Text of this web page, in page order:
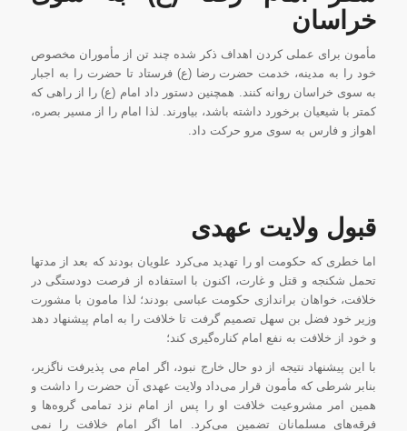
خراسان
مأمون برای عملی کردن اهداف ذکر شده چند تن از مأموران مخصوص
خود را به مدینه، خدمت حضرت رضا (ع) فرستاد تا حضرت را به اجبار
به سوی خراسان روانه کنند. همچنین دستور داد امام (ع) را از راهی که
کمتر با شیعیان برخورد داشته باشد، بیاورند. لذا امام را از مسیر بصره،
اهواز و فارس به سوی مرو حرکت داد.
قبول ولایت عهدی
اما خطری که حکومت او را تهدید می‌کرد علویان بودند که بعد از مدتها
تحمل شکنجه و قتل و غارت، اکنون با استفاده از فرصت دودستگی در
خلافت، خواهان براندازی حکومت عباسی بودند؛ لذا مامون با مشورت
وزیر خود فضل بن سهل تصمیم گرفت تا خلافت را به امام پیشنهاد دهد
و خود از خلافت به نفع امام کناره‌گیری کند؛
با این پیشنهاد نتیجه از دو حال خارج نبود، اگر امام می پذیرفت ناگزیر،
بنابر شرطی که مأمون قرار می‌داد ولایت عهدی آن حضرت را داشت و
همین امر مشروعیت خلافت او را پس از امام نزد تمامی گروه‌ها و
فرقه‌های مسلمانان تضمین می‌کرد. اما اگر امام خلافت را نمی